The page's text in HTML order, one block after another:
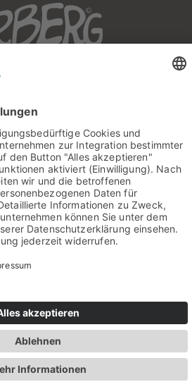
Sie uns doch direkt an!
Barrierefreiheit
Kommunikation